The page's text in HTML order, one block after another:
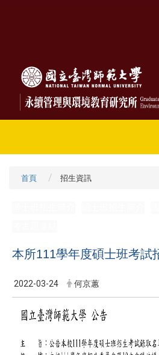
首頁 招生資訊
本所111學年度碩士班考試
2022-03-24 何京蕙